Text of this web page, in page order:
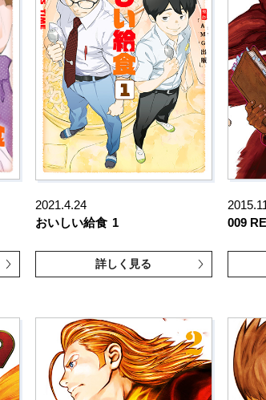
2021.4.24
おいしい給食 1
詳しく見る
009